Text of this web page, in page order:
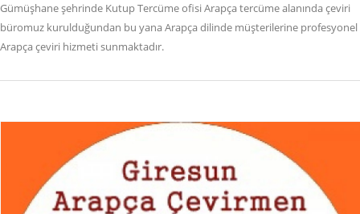
Gümüşhane şehrinde Kutup Tercüme ofisi Arapça tercüme alanında çeviri
büromuz kurulduğundan bu yana Arapça dilinde müşterilerine profesyonel
Arapça çeviri hizmeti sunmaktadır.